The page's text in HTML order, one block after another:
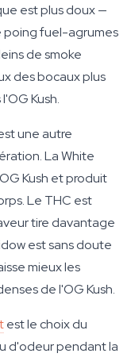
est plus doux —
poing fuel-agrumes
de smoke
des bocaux plus
Kush.
une autre
La White
Kush et produit
Le THC est
tire davantage
est sans doute
mieux les
de l'OG Kush.
est le choix du
d'odeur pendant la